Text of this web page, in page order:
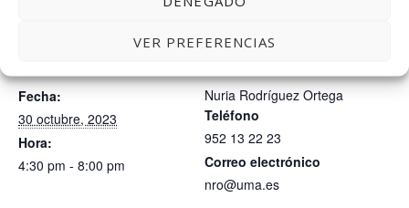
VER PREFERENCIAS
Fecha:
30 octubre, 2023
Hora:
4:30 pm - 8:00 pm
Nuria Rodríguez Ortega
Teléfono
952 13 22 23
Correo electrónico
nro@uma.es